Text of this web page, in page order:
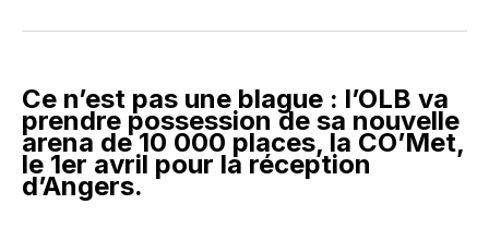
Facebook
LinkedInWhatsApp
Courriel
Ce n’est pas une blague : l’OLB va
prendre possession de sa nouvelle
arena de 10 000 places, la CO’Met,
le 1er avril pour la réception
d’Angers.